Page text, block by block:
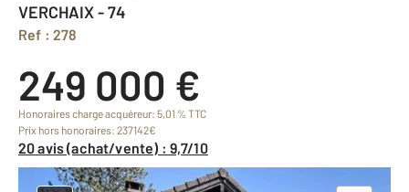
VERCHAIX - 74
Ref : 278
249 000 €
Honoraires charge acquéreur: 5,01 % TTC
Prix hors honoraires: 237142€
20 avis (achat/vente) : 9,7/10